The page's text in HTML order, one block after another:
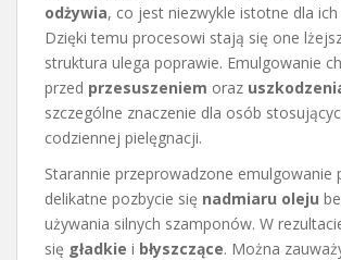
odżywia, co jest niezwykle istotne dla
Dzięki temu procesowi stają się one
struktura ulega poprawie. Emulgowanie
przed przesuszeniem oraz
szczególne znaczenie dla osób
codziennej pielęgnacji.
Starannie przeprowadzone emulgowanie
delikatne pozbycie się nadmiaru oleju
używania silnych szamponów. W
się gładkie i błyszczące. Można